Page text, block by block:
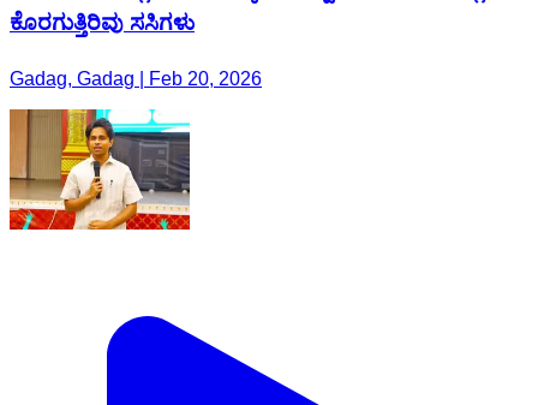
ಕೊರಗುತ್ತಿರಿವು ಸಸಿಗಳು
Gadag, Gadag | Feb 20, 2026